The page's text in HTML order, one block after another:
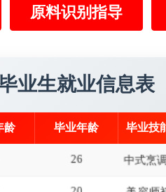
原料识别指导
业生就业信息表
龄 毕业年龄 毕业技
22
21
26
美容师